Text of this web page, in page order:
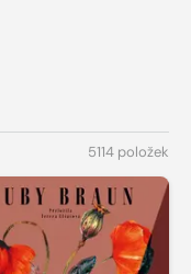
5114 položek